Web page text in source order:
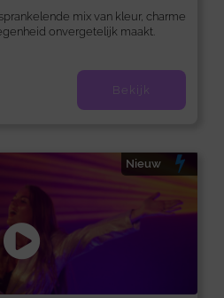
mix van kleur, charme
onvergetelijk maakt.
Bekijk
Nieuw